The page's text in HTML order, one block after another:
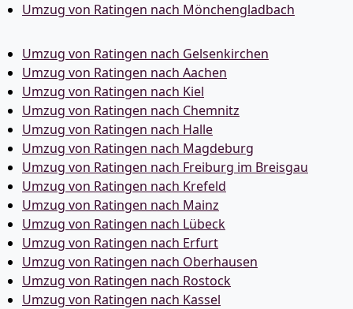
Umzug von Ratingen nach Mönchen­gladbach
Umzug von Ratingen nach Gelsenkirchen
Umzug von Ratingen nach Aachen
Umzug von Ratingen nach Kiel
Umzug von Ratingen nach Chemnitz
Umzug von Ratingen nach Halle
Umzug von Ratingen nach Magdeburg
Umzug von Ratingen nach Freiburg im Breisgau
Umzug von Ratingen nach Krefeld
Umzug von Ratingen nach Mainz
Umzug von Ratingen nach Lübeck
Umzug von Ratingen nach Erfurt
Umzug von Ratingen nach Oberhausen
Umzug von Ratingen nach Rostock
Umzug von Ratingen nach Kassel